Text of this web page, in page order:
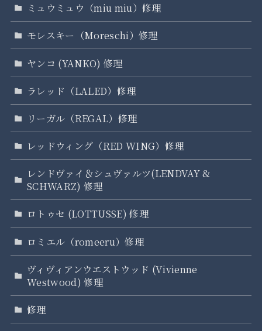
ミュウミュウ（miu miu）修理
モレスキー（Moreschi）修理
ヤンコ (YANKO) 修理
ラレッド（LALED）修理
リーガル（REGAL）修理
レッドウィング（RED WING）修理
レンドヴァイ＆シュヴァルツ(LENDVAY &
SCHWARZ) 修理
ロトゥセ (LOTTUSSE) 修理
ロミエル（romeeru）修理
ヴィヴィアンウエストウッド (Vivienne
Westwood) 修理
修理